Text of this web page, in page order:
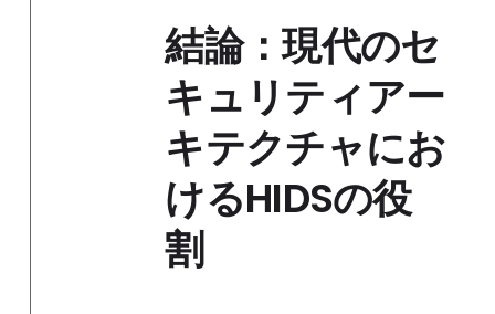
結論：現代のセ
キュリティアー
キテクチャにお
けるHIDSの役
割